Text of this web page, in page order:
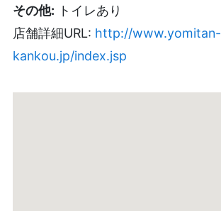
その他: トイレあり
店舗詳細URL: http://www.yomitan-
kankou.jp/index.jsp